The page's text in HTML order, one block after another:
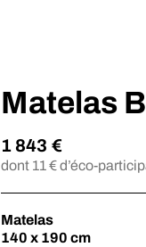
Matelas
1 843 €
dont 11€ d’éco-
Matelas
140 x 190 cm